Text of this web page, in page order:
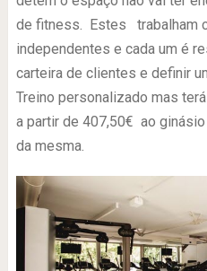
de fitness. Estes trabalham
independentes e cada um é
carteira de clientes e definir
Treino personalizado mas
a partir de 407,50€ ao
da mesma.